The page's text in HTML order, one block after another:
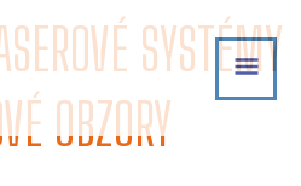
SYSTÉMY
OBZORY